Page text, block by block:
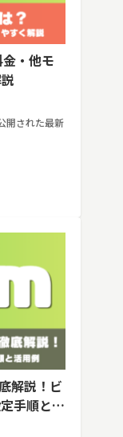
・他モ
開された最新
解説！ビ
手順と活